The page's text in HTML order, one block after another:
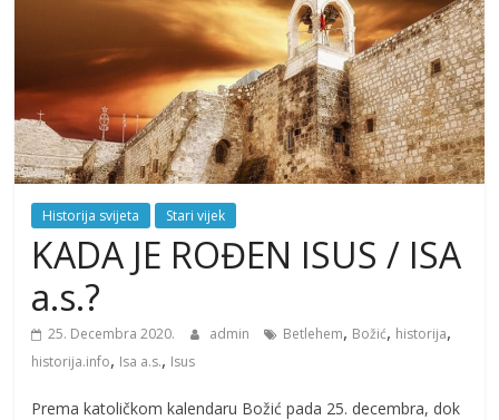
Historija svijeta Stari vijek
KADA JE ROĐEN ISUS / ISA
a.s.?
25. Decembra 2020. admin Betlehem, Božić, historija,
historija.info, Isa a.s., Isus
Prema katoličkom kalendaru Božić pada 25. decembra, dok